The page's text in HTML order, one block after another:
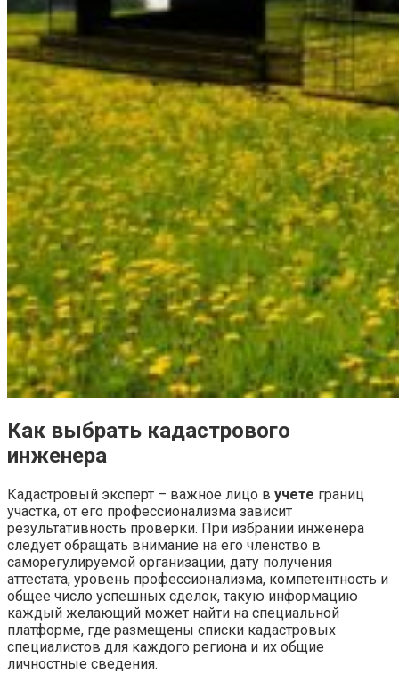
Как выбрать кадастрового
инженера
Кадастровый эксперт – важное лицо в учете границ
участка, от его профессионализма зависит
результативность проверки. При избрании инженера
следует обращать внимание на его членство в
саморегулируемой организации, дату получения
аттестата, уровень профессионализма, компетентность и
общее число успешных сделок, такую информацию
каждый желающий может найти на специальной
платформе, где размещены списки кадастровых
специалистов для каждого региона и их общие
личностные сведения.